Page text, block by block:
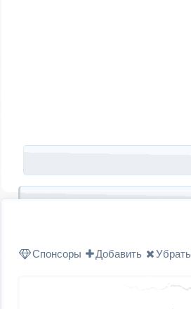
Запись навигация
Спонсоры Добавить Убрать